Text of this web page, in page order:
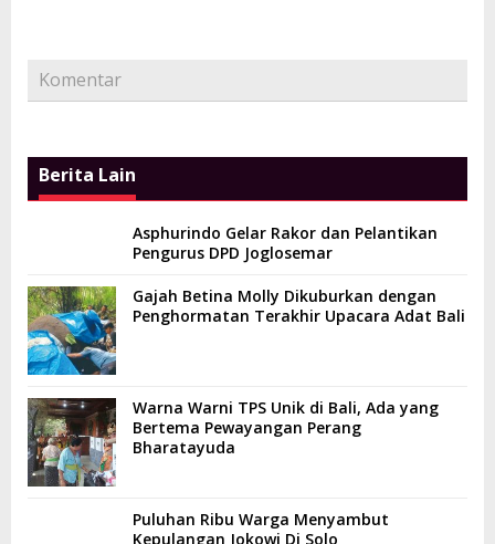
Komentar
Berita Lain
Asphurindo Gelar Rakor dan Pelantikan
Pengurus DPD Joglosemar
Gajah Betina Molly Dikuburkan dengan
Penghormatan Terakhir Upacara Adat Bali
Warna Warni TPS Unik di Bali, Ada yang
Bertema Pewayangan Perang
Bharatayuda
Puluhan Ribu Warga Menyambut
Kepulangan Jokowi Di Solo